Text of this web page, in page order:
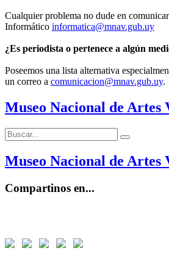
Cualquier problema no dude en
Informático informatica@mnav.gub.uy
¿Es periodista o pertenece a algún
Poseemos una lista alternativa
un correo a comunicacion@mnav.gub.uy.
Museo Nacional de Artes
Buscar:
Buscar
Museo Nacional de Artes
Compartinos en...